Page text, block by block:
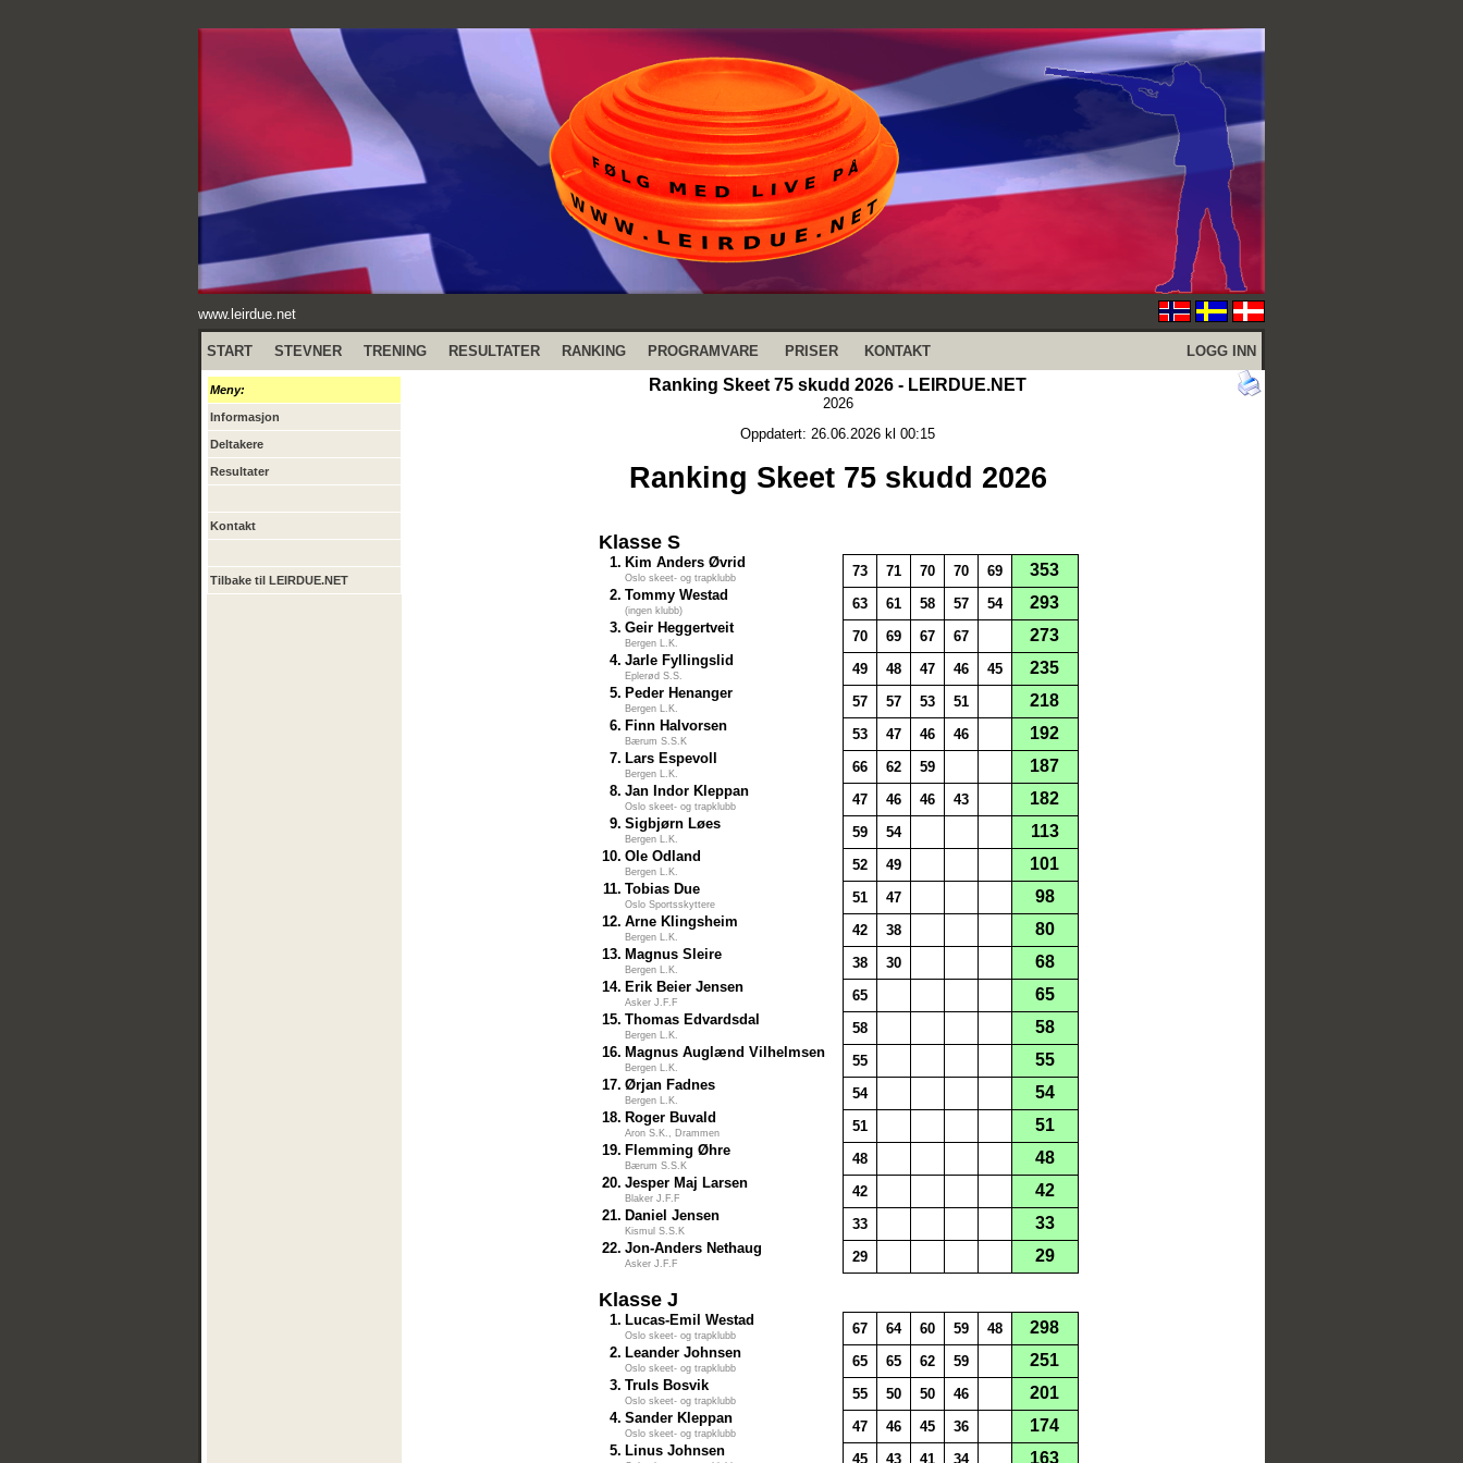
www.leirdue.net
START STEVNER TRENING RESULTATER RANKING PROGRAMVARE PRISER KONTAKT LOGG INN
Meny:
Informasjon
Deltakere
Resultater
Kontakt
Tilbake til LEIRDUE.NET
Ranking Skeet 75 skudd 2026 - LEIRDUE.NET
2026
Oppdatert: 26.06.2026 kl 00:15
Ranking Skeet 75 skudd 2026
Klasse S
1. Kim Anders Øvrid
Oslo skeet- og trapklubb 73 71 70 70 69 353
2. Tommy Westad
(ingen klubb) 63 61 58 57 54 293
3. Geir Heggertveit
Bergen L.K. 70 69 67 67 273
4. Jarle Fyllingslid
Eplerød S.S. 49 48 47 46 45 235
5. Peder Henanger
Bergen L.K. 57 57 53 51 218
6. Finn Halvorsen
Bærum S.S.K 53 47 46 46 192
7. Lars Espevoll
Bergen L.K. 66 62 59 187
8. Jan Indor Kleppan
Oslo skeet- og trapklubb 47 46 46 43 182
9. Sigbjørn Løes
Bergen L.K. 59 54 113
10. Ole Odland
Bergen L.K. 52 49 101
11. Tobias Due
Oslo Sportsskyttere 51 47 98
12. Arne Klingsheim
Bergen L.K. 42 38 80
13. Magnus Sleire
Bergen L.K. 38 30 68
14. Erik Beier Jensen
Asker J.F.F 65 65
15. Thomas Edvardsdal
Bergen L.K. 58 58
16. Magnus Auglænd Vilhelmsen
Bergen L.K. 55 55
17. Ørjan Fadnes
Bergen L.K. 54 54
18. Roger Buvald
Aron S.K., Drammen 51 51
19. Flemming Øhre
Bærum S.S.K 48 48
20. Jesper Maj Larsen
Blaker J.F.F 42 42
21. Daniel Jensen
Kismul S.S.K 33 33
22. Jon-Anders Nethaug
Asker J.F.F 29 29
Klasse J
1. Lucas-Emil Westad
Oslo skeet- og trapklubb 67 64 60 59 48 298
2. Leander Johnsen
Oslo skeet- og trapklubb 65 65 62 59 251
3. Truls Bosvik
Oslo skeet- og trapklubb 55 50 50 46 201
4. Sander Kleppan
Oslo skeet- og trapklubb 47 46 45 36 174
5. Linus Johnsen
45 43 41 34 163